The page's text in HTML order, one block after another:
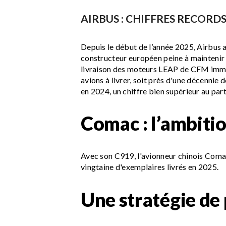
AIRBUS : CHIFFRES
Depuis le début de l’année 2025,
constructeur européen peine à
livraison des moteurs LEAP de CFM
avions à livrer, soit près d'une décennie
en 2024, un chiffre bien supérieur au
Comac :
Avec son C919, l'avionneur chinois
vingtaine d'exemplaires livrés en 2025.
Une stratégie